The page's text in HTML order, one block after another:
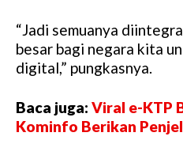
“Jadi semuanya
besar bagi negara kita
digital,” pungkasnya.
Baca juga: Viral e-KTP
Kominfo Berikan